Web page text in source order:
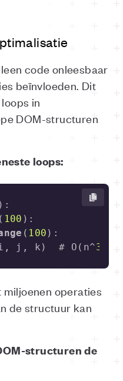
code onleesbaar
beïnvloeden. Dit
in
DOM-structuren
loops:
( 100
( 100
j, k)  # O(n^3 )
operaties
de structuur kan
structuren de